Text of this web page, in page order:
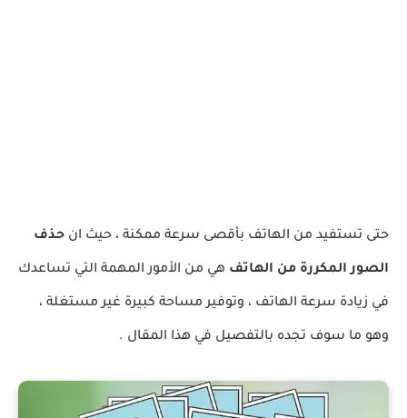
حتى تستفيد من الهاتف بأقصى سرعة ممكنة ، حيث ان حذف
الصور المكررة من الهاتف هي من الأمور المهمة التي تساعدك
في زيادة سرعة الهاتف ، وتوفير مساحة كبيرة غير مستغلة ،
وهو ما سوف تجده بالتفصيل في هذا المقال .